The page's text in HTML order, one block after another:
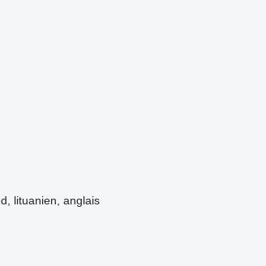
lituanien, anglais